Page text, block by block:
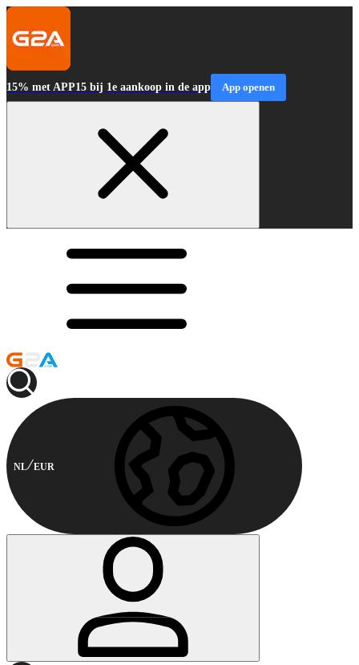
15% met APP15 bij 1e aankoop in de app App openen
NL EUR